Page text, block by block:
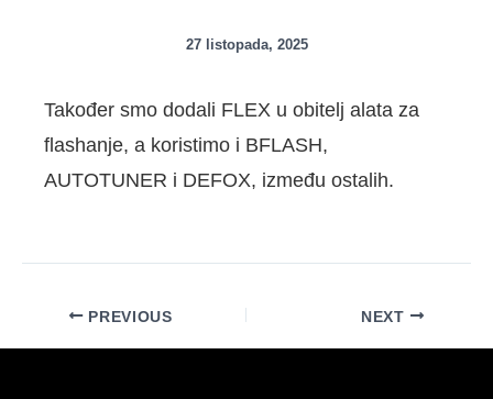
27 listopada, 2025
Također smo dodali FLEX u obitelj alata za
flashanje, a koristimo i BFLASH,
AUTOTUNER i DEFOX, između ostalih.
PREVIOUS NEXT